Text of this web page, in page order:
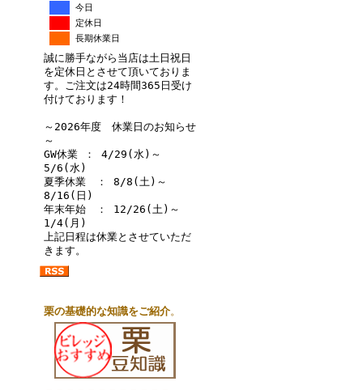
今日
定休日
長期休業日
誠に勝手ながら当店は土日祝日
を定休日とさせて頂いておりま
す。ご注文は24時間365日受け
付けております！
～2026年度 休業日のお知らせ
～
GW休業 ： 4/29(水)～
5/6(水)
夏季休業 ： 8/8(土)～
8/16(日)
年末年始 ： 12/26(土)～
1/4(月)
上記日程は休業とさせていただ
きます。
栗の基礎的な知識をご紹介。